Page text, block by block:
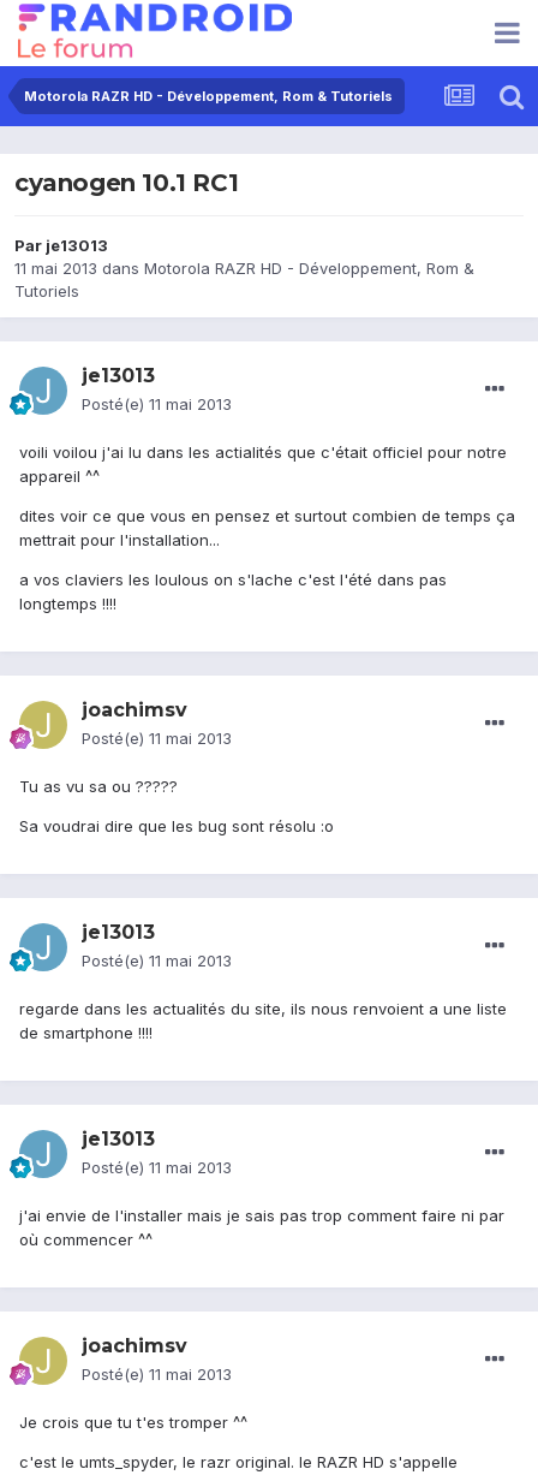
Motorola RAZR HD - Développement, Rom & Tutoriels
cyanogen 10.1 RC1
Par je13013
11 mai 2013 dans Motorola RAZR HD - Développement, Rom &
Tutoriels
je13013
Posté(e) 11 mai 2013
voili voilou j'ai lu dans les actialités que c'était officiel pour notre
appareil ^^
dites voir ce que vous en pensez et surtout combien de temps ça
mettrait pour l'installation...
a vos claviers les loulous on s'lache c'est l'été dans pas
longtemps !!!!
joachimsv
Posté(e) 11 mai 2013
Tu as vu sa ou ?????
Sa voudrai dire que les bug sont résolu :o
je13013
Posté(e) 11 mai 2013
regarde dans les actualités du site, ils nous renvoient a une liste
de smartphone !!!!
je13013
Posté(e) 11 mai 2013
j'ai envie de l'installer mais je sais pas trop comment faire ni par
où commencer ^^
joachimsv
Posté(e) 11 mai 2013
Je crois que tu t'es tromper ^^
c'est le umts_spyder, le razr original. le RAZR HD s'appelle